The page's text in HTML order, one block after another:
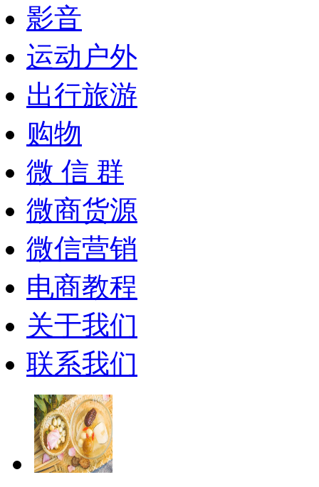
影音
运动户外
出行旅游
购物
微 信 群
微商货源
微信营销
电商教程
关于我们
联系我们